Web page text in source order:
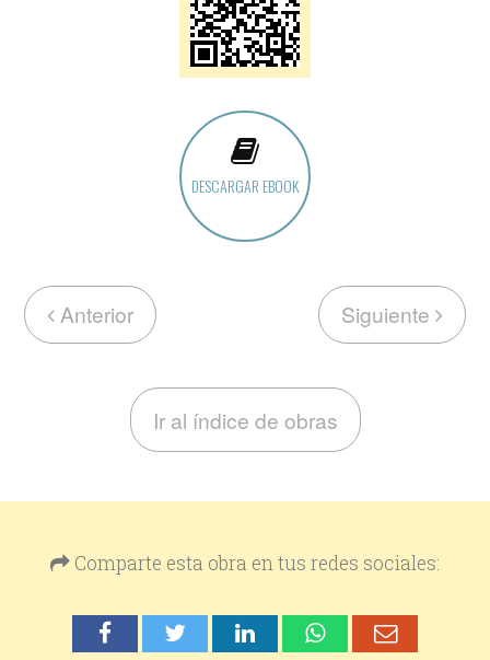
DESCARGAR EBOOK
Anterior Siguiente
Ir al índice de obras
Comparte esta obra en tus redes sociales: